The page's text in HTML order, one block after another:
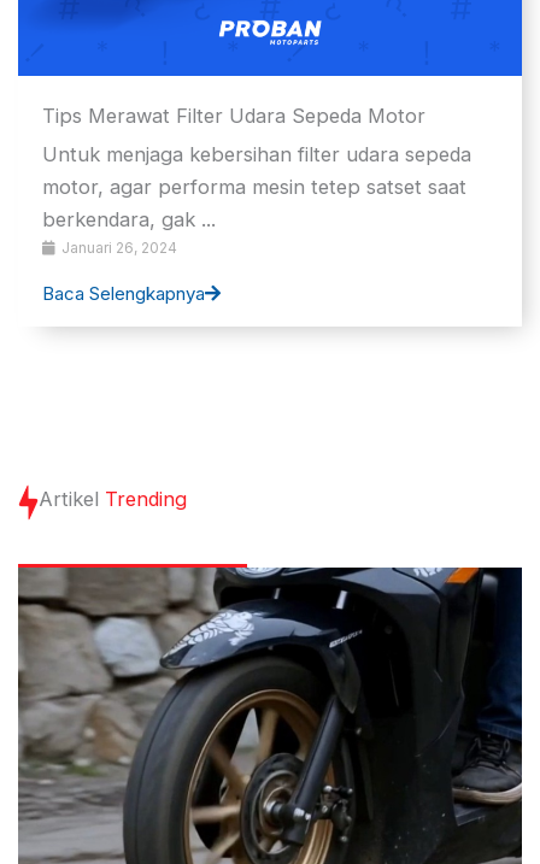
Tips Merawat Filter Udara Sepeda Motor
Januari 26, 2024
Untuk menjaga kebersihan filter udara sepeda
motor, agar performa mesin tetep satset saat
berkendara, gak ...
Baca Selengkapnya
Artikel Trending